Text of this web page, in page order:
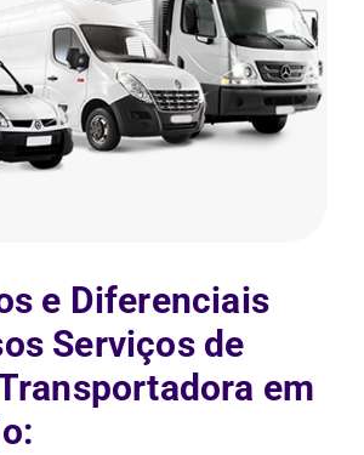
e Diferenciais
Serviços de
em